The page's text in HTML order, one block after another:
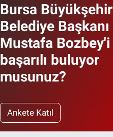
Bursa Büyükşehir
Belediye Başkanı
Mustafa Bozbey'i
başarılı buluyor
musunuz?
Ankete Katıl